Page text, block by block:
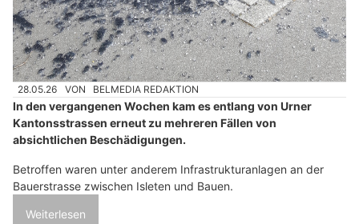
28.05.26 VON BELMEDIA REDAKTION
In den vergangenen Wochen kam es entlang von Urner
Kantonsstrassen erneut zu mehreren Fällen von
absichtlichen Beschädigungen.
Betroffen waren unter anderem Infrastrukturanlagen an der
Bauerstrasse zwischen Isleten und Bauen.
Weiterlesen